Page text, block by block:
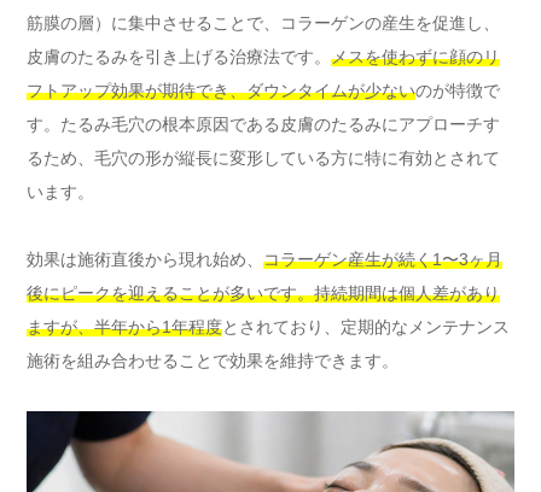
筋膜の層）に集中させることで、コラーゲンの産生を促進し、
皮膚のたるみを引き上げる治療法です。 メスを使わずに顔のリ
フトアップ効果が期待でき、ダウンタイムが少ないのが特徴で
す。たるみ毛穴の根本原因である皮膚のたるみにアプローチす
るため、毛穴の形が縦長に変形している方に特に有効とされて
います。
効果は施術直後から現れ始め、 コラーゲン産生が続く1〜3ヶ月
後にピークを迎えることが多いです。持続期間は個人差があり
ますが、半年から1年程度とされており、定期的なメンテナンス
施術を組み合わせることで効果を維持できます。